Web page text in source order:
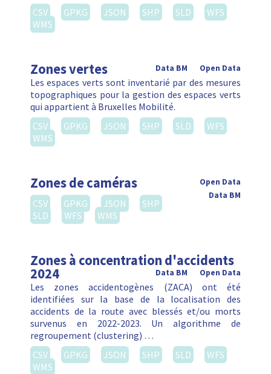
CSV
GPKG JSON SHP SLD
WFS
WMS
Zones vertes Open Data
Data BM
Les espaces verts sont inventarié par des mesures
topographiques pour la gestion des espaces verts
qui appartient à Bruxelles Mobilité.
CSV
GPKG JSON SHP SLD
WFS
WMS
Zones de caméras
Open Data
Data BM
CSV GPKG JSON
SHP
SLD
WFS WMS
Zones à concentration d'accidents
2024 Open Data
Data BM
Les zones accidentogènes (ZACA) ont été
identifiées sur la base de la localisation des
accidents de la route avec blessés et/ou morts
survenus en 2022-2023. Un algorithme de
regroupement (clustering) …
CSV
GPKG JSON SHP SLD
WFS
WMS